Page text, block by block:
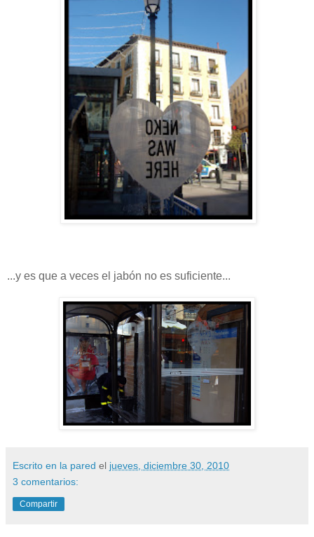
...y es que a veces el jabón no es suficiente...
Escrito en la pared el jueves, diciembre 30, 2010
3 comentarios:
Compartir